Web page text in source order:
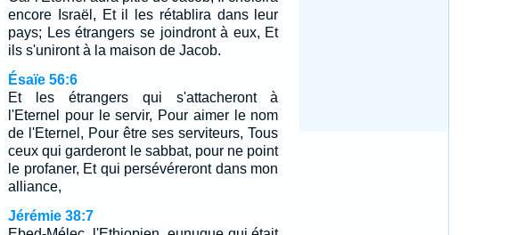
encore Israël, Et il les rétablira dans leur
pays; Les étrangers se joindront à eux, Et
ils s'uniront à la maison de Jacob.
Ésaïe 56:6
Et les étrangers qui s'attacheront à
l'Eternel pour le servir, Pour aimer le nom
de l'Eternel, Pour être ses serviteurs, Tous
ceux qui garderont le sabbat, pour ne point
le profaner, Et qui persévéreront dans mon
alliance,
Jérémie 38:7